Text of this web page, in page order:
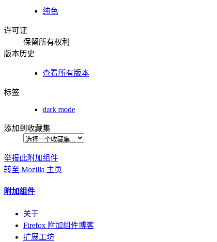
纯色
许可证
保留所有权利
版本历史
查看所有版本
标签
dark mode
添加到收藏集
举报此附加组件
转至 Mozilla 主页
附加组件
关于
Firefox 附加组件博客
扩展工坊